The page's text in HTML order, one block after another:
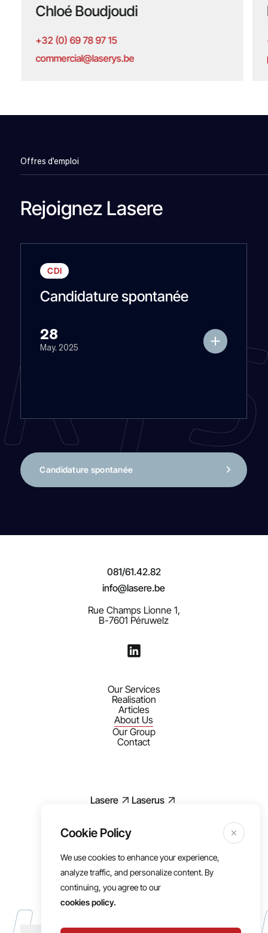
Chloé Boudjoudi
+32 (0) 69 78 97 15
commercial@laserys.be
Offres d'emploi
Rejoignez Lasere
CDI
Candidature spontanée
28
May. 2025
Candidature spontanée
081/61.42.82
info@lasere.be
Rue Champs Lionne 1,
B-7601 Péruwelz
Our Services
Realisation
Articles
About Us
Our Group
Contact
Lasere Laserus
Mentions légales
RGPD
Politique de cookies
We use cookies to enhance your experience,
analyze traffic, and personalize content. By
continuing, you agree to our
cookies policy.